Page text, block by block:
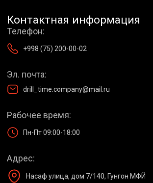
Контактная информация
Телефон:
+998 (75) 200-00-02
Эл. почта:
drill_time.company@mail.ru
Рабочее время:
Пн-Пт 09:00-18:00
Адрес:
Насаф улица, дом 7/140, Гунгон МФЙ